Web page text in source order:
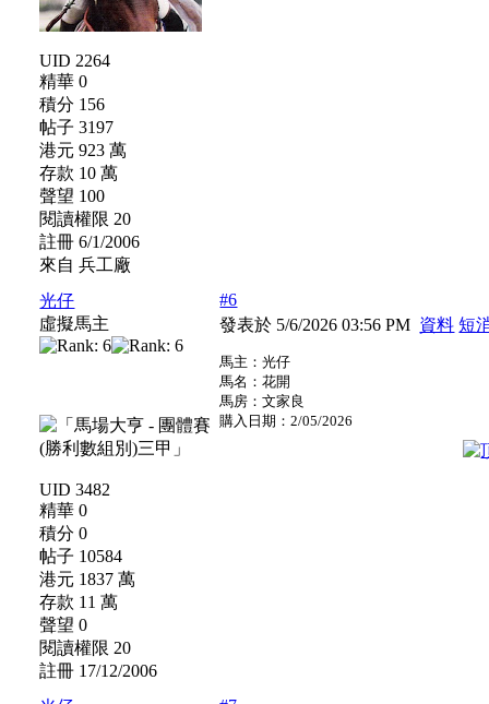
UID 2264
精華 0
積分 156
帖子 3197
港元 923 萬
存款 10 萬
聲望 100
閱讀權限 20
註冊 6/1/2006
來自 兵工廠
光仔
虛擬馬主
UID 3482
精華 0
積分 0
帖子 10584
港元 1837 萬
存款 11 萬
聲望 0
閱讀權限 20
註冊 17/12/2006
#6
發表於 5/6/2026 03:56 PM 資料 短
馬主：光仔
馬名：花開
馬房：文家良
購入日期：2/05/2026